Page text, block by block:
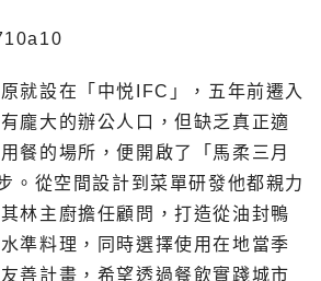
就設在「中悦IFC」，五年前遷入
龐大的辦公人口，但缺乏真正適
餐的場所，便開啟了「馬柔三月
。從空間設計到菜單研發他都親力
林主廚擔任顧問，打造從油封鴨
準料理，同時選擇使用在地當季
善計畫，希望透過餐飲實踐城市